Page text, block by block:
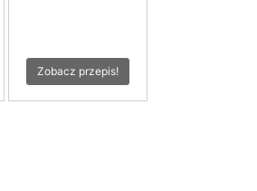
Zobacz przepis!